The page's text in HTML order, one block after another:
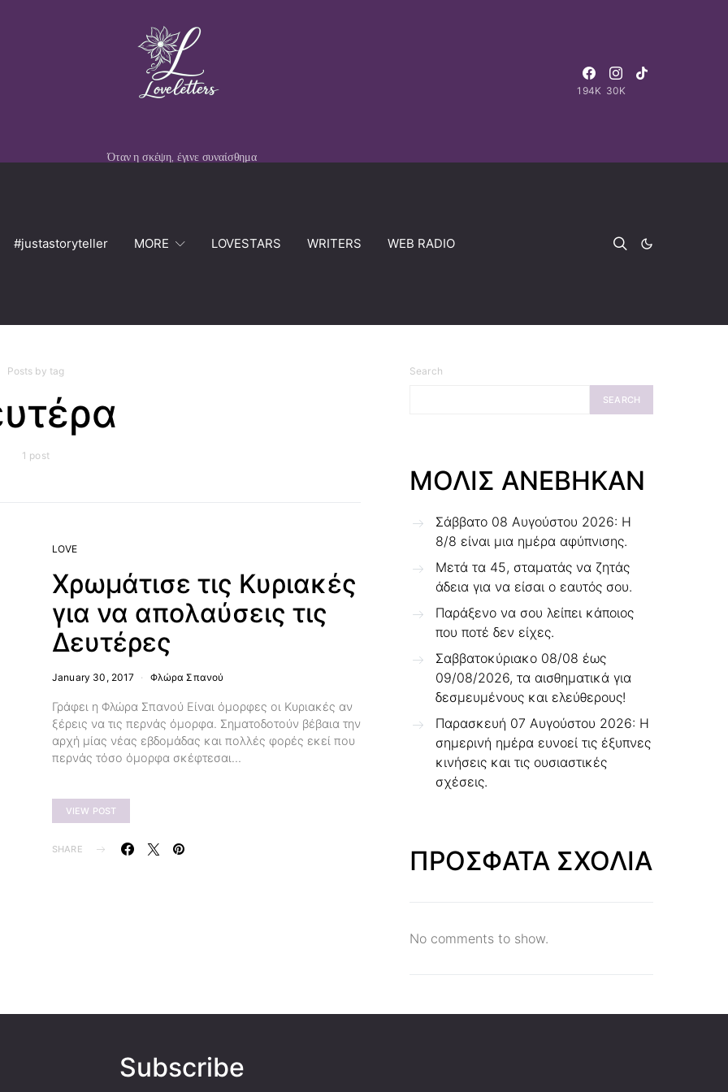
Όταν η σκέψη, έγινε συναίσθημα
194K 30K
#justastoryteller MORE LOVESTARS WRITERS WEB RADIO
Posts by tag
1 post
LOVE
Χρωμάτισε τις Κυριακές
για να απολαύσεις τις
Δευτέρες
January 30, 2017 Φλώρα Σπανού
Γράφει η Φλώρα Σπανού Είναι όμορφες οι Κυριακές αν
ξέρεις να τις περνάς όμορφα. Σηματοδοτούν βέβαια την
αρχή μίας νέας εβδομάδας και πολλές φορές εκεί που
περνάς τόσο όμορφα σκέφτεσαι…
VIEW POST
SHARE
Search
SEARCH
ΜΟΛΙΣ ΑΝΕΒΗΚΑΝ
Σάββατο 08 Αυγούστου 2026: Η
8/8 είναι μια ημέρα αφύπνισης.
Μετά τα 45, σταματάς να ζητάς
άδεια για να είσαι ο εαυτός σου.
Παράξενο να σου λείπει κάποιος
που ποτέ δεν είχες.
Σαββατοκύριακο 08/08 έως
09/08/2026, τα αισθηματικά για
δεσμευμένους και ελεύθερους!
Παρασκευή 07 Αυγούστου 2026: Η
σημερινή ημέρα ευνοεί τις έξυπνες
κινήσεις και τις ουσιαστικές
σχέσεις.
ΠΡΟΣΦΑΤΑ ΣΧΟΛΙΑ
No comments to show.
Subscribe